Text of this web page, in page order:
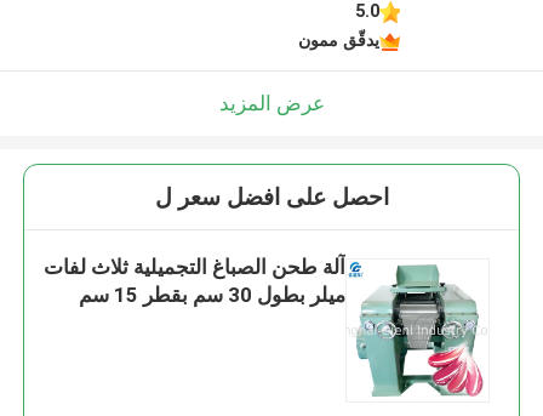
5.0
يدقّق ممون
عرض المزيد
احصل على افضل سعر ل
آلة طحن الصباغ التجميلية ثلاث لفات
ميلر بطول 30 سم بقطر 15 سم